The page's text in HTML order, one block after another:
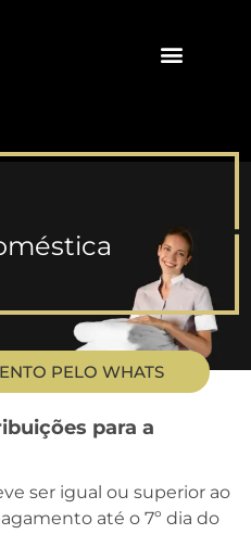
PELO WHATS
para a
ser igual ou superior ao
até o 7º dia do